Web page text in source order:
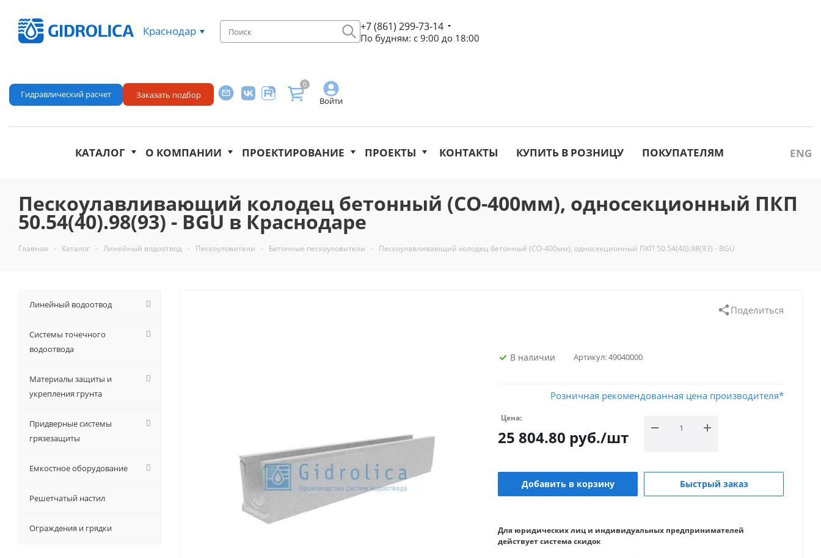
Краснодар +7 (861) 299-73-14
По будням: с 9:00 до 18:00
Войти
0
Гидравлический расчет Заказать подбор
КАТАЛОГ О КОМПАНИИ ПРОЕКТИРОВАНИЕ ПРОЕКТЫ КОНТАКТЫ КУПИТЬ В РОЗНИЦУ ПОКУПАТЕЛЯМ ENG
Пескоулавливающий колодец бетонный (СО-400мм), односекционный ПКП
50.54(40).98(93) - BGU в Краснодаре
Главная - Каталог - Линейный водоотвод - Пескоуловители - Бетонные пескоуловители - Пескоулавливающий колодец бетонный (СО-400мм), односекционный ПКП 50.54(40).98(93) - BGU
Поделиться
В наличии Артикул:49040000
Розничная рекомендованная цена производителя*
Цена:
25 804.80 руб./шт
Добавить в корзину Быстрый заказ
Для юридических лиц и индивидуальных предпринимателей
действует система скидок
Линейный водоотвод
Системы точечного
водоотвода
Материалы защиты и
укрепления грунта
Придверные системы
грязезащиты
Емкостное оборудование
Решетчатый настил
Ограждения и грядки